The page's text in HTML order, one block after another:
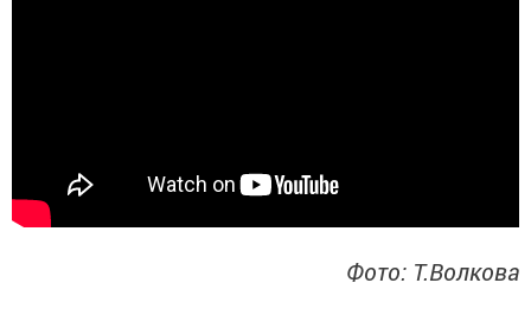
Фото: Т.Волкова